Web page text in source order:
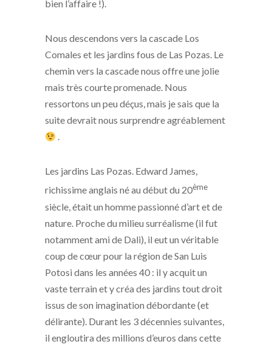
bien l’affaire !).
Nous descendons vers la cascade Los
Comales et les jardins fous de Las Pozas. Le
chemin vers la cascade nous offre une jolie
mais très courte promenade. Nous
ressortons un peu déçus, mais je sais que la
suite devrait nous surprendre agréablement
.
Les jardins Las Pozas. Edward James,
richissime anglais né au début du 20ème
siècle, était un homme passionné d’art et de
nature. Proche du milieu surréalisme (il fut
notamment ami de Dali), il eut un véritable
coup de cœur pour la région de San Luis
Potosi dans les années 40 : il y acquit un
vaste terrain et y créa des jardins tout droit
issus de son imagination débordante (et
délirante). Durant les 3 décennies suivantes,
il engloutira des millions d’euros dans cette